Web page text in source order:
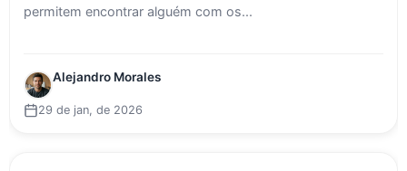
permitem encontrar alguém com os...
Alejandro Morales
29 de jan, de 2026